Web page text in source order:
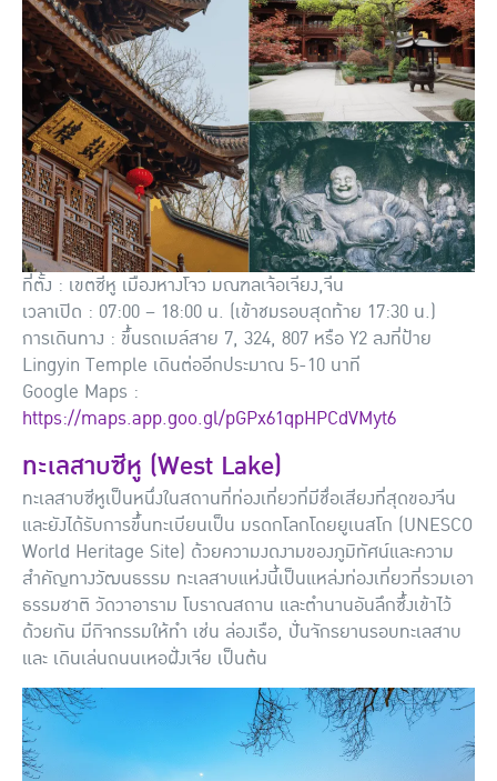
ที่ตั้ง : เขตซีหู เมืองหางโจว มณฑลเจ้อเจียง,จีน
เวลาเปิด : 07:00 – 18:00 น. (เข้าชมรอบสุดท้าย 17:30 น.)
การเดินทาง : ขึ้นรถเมล์สาย 7, 324, 807 หรือ Y2 ลงที่ป้าย
Lingyin Temple เดินต่ออีกประมาณ 5-10 นาที
Google Maps :
https://maps.app.goo.gl/pGPx61qpHPCdVMyt6
ทะเลสาบซีหู (West Lake)
ทะเลสาบซีหูเป็นหนึ่งในสถานที่ท่องเที่ยวที่มีชื่อเสียงที่สุดของจีน
และยังได้รับการขึ้นทะเบียนเป็น มรดกโลกโดยยูเนสโก (UNESCO
World Heritage Site) ด้วยความงดงามของภูมิทัศน์และความ
สำคัญทางวัฒนธรรม ทะเลสาบแห่งนี้เป็นแหล่งท่องเที่ยวที่รวมเอา
ธรรมชาติ วัดวาอาราม โบราณสถาน และตำนานอันลึกซึ้งเข้าไว้
ด้วยกัน มีกิจกรรมให้ทำ เช่น ล่องเรือ, ปั่นจักรยานรอบทะเลสาบ
และ เดินเล่นถนนเหอฝั่งเจีย เป็นต้น